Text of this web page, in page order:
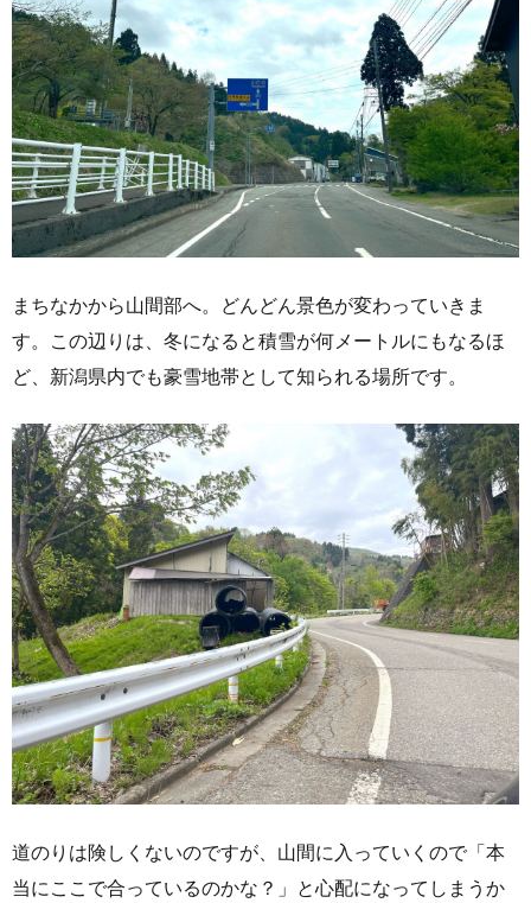
まちなかから山間部へ。どんどん景色が変わっていきま
す。この辺りは、冬になると積雪が何メートルにもなるほ
ど、新潟県内でも豪雪地帯として知られる場所です。
道のりは険しくないのですが、山間に入っていくので「本
当にここで合っているのかな？」と心配になってしまうか